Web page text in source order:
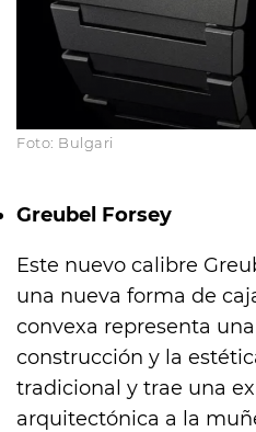
Foto: Bulgari
Greubel Forsey
Este nuevo calibre
una nueva forma de
convexa representa
construcción y la
tradicional y trae una
arquitectónica a la